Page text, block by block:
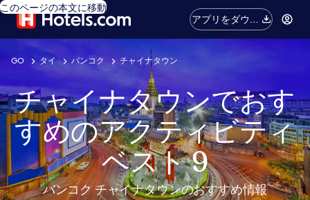
このページの本文に移動
アプリをダウン
ロード
GO タイ バンコク チャイナタウン
チャイナタウンでおす
すめのアクティビティ
ベスト 9
バンコク チャイナタウンのおすすめ情報